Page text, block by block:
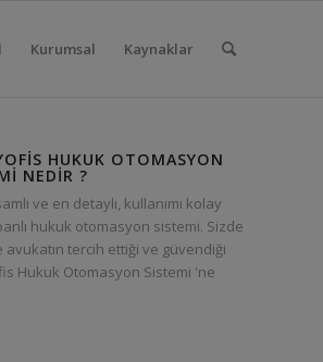
Kurumsal Kaynaklar
HUKUK OTOMASYON
NEDIR ?
ve en detaylı, kullanımı kolay
hukuk otomasyon sistemi. Sizde
avukatın tercih ettiği ve güvendiği
Hukuk Otomasyon Sistemi 'ne